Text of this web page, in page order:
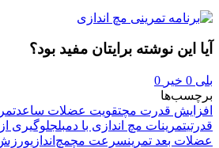
آیا این نوشته برایتان مفید بود؟
بلی 0 خیر 0
برچسب‌ها
افزایش قدرت مچتقویت عضلات ساعد
قدرتیتمرینات مچ اندازی با دمبلجلوگیری
عضلات بعد تمرینسرعت مچمچ‌اندازی